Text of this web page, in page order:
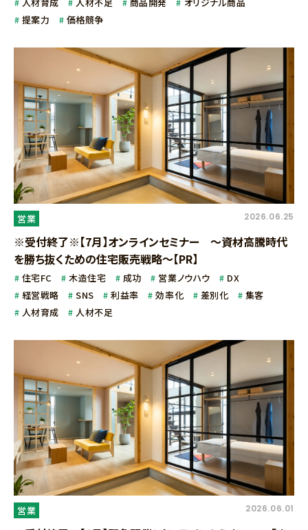
提案力
価格競争
営業 2026.06.25
※受付終了※【7月】オンラインセミナー ～資材高騰時代
を勝ち抜くための住宅販売戦略～【PR】
住宅FC 木造住宅 成功 営業ノウハウ
DX
経営戦略
SNS 利益率 効率化 差別化
集客
人材育成
人材不足
営業 2026.06.01